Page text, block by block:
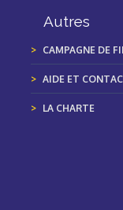
Autres
CAMPAGNE DE
AIDE ET
LA CHARTE